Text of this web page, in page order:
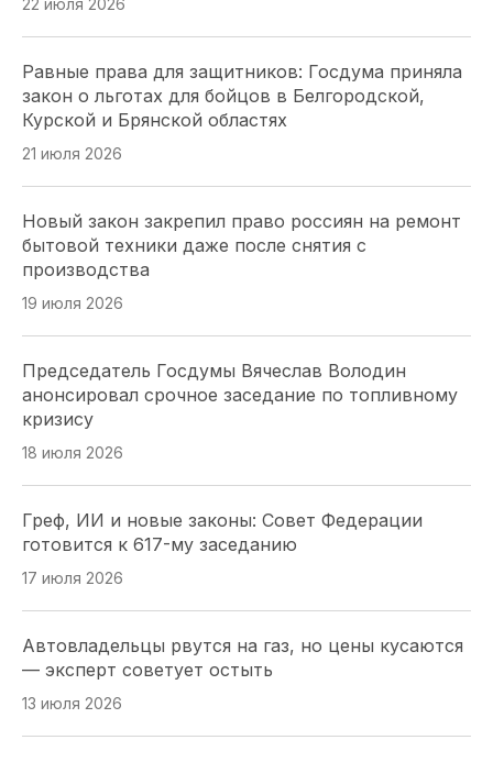
16 июля 2026
Парламентарии Кубани перераспределяют
нагрузку на мировых судей: два участка
упразднены, два созданы
16 июля 2026
Лесные поправки на Кубани:председатель ЗСК
разъяснил, кого коснутся изменения
16 июля 2026
назвал решение стратегическим для региона
16 июля 2026
16 июля 2026
НДФЛ
16 июля 2026
22 июля 2026
Равные права для защитников: Госдума приняла
закон о льготах для бойцов в Белгородской,
Курской и Брянской областях
21 июля 2026
Новый закон закрепил право россиян на ремонт
бытовой техники даже после снятия с
производства
19 июля 2026
Председатель Госдумы Вячеслав Володин
анонсировал срочное заседание по топливному
кризису
18 июля 2026
Греф, ИИ и новые законы: Совет Федерации
готовится к 617-му заседанию
17 июля 2026
Автовладельцы рвутся на газ, но цены кусаются
— эксперт советует остыть
13 июля 2026